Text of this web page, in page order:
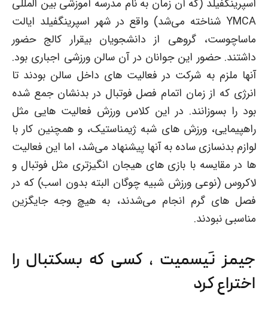
YMCA شناخته می‌شد) واقع در شهر اسپرینگفیلد ایالت
ماساچوست، گروهی از دانشجویان بیقرار کالج حضور
داشتند. حضور این جوانان در آن سالن ورزشی اجباری بود.
آنها ملزم به شرکت در فعالیت های داخل سالن بودند تا
انرژی که از زمان اتمام فصل فوتبال در بدنشان جمع شده
بود را بسوزانند. در این کلاس ورزش فعالیت هایی مثل
راهپیمایی، ورزش های شبه ژیمناستیک، و همچنین کار با
لوازم بدنسازی ساده به آنها پیشنهاد می‌شد، اما این فعالیت
ها در مقایسه با بازی های هیجان انگیز‌تری مثل فوتبال و
لاکروس (نوعی ورزش شبیه چوگان البته بدون اسب) که در
فصل های گرم انجام می‌شدند، به هیچ وجه جایگزین
مناسبی نبودند.
جیمز نَیسمیت ، کسی که بسکتبال را
اختراع کرد